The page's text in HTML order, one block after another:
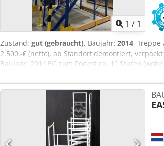
1 / 1
Zustand: gut (gebraucht), Baujahr: 2014, Treppe
2.500.-€ (netto), ab Standort demontiert,
Baujahr: 2014 EG zum Podest ca. 10 Stufen
Stufen (wobei die 12te Stufe auf Höhe des OG
nachgereicht werden) Breite: muss
Wangen und Geländer lackiert, Csdpfx Abjzqz